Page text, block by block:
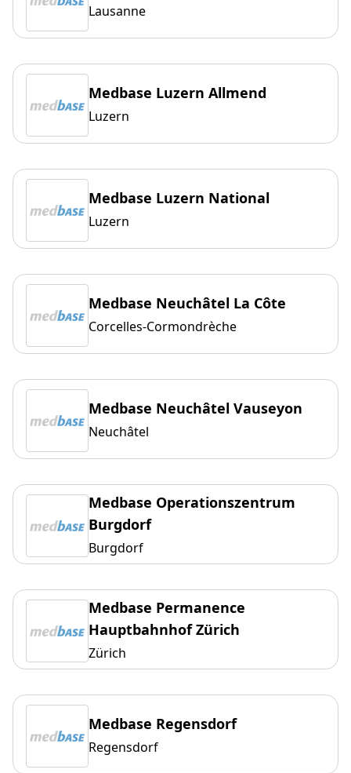
Lausanne
Medbase Luzern Allmend
Luzern
Medbase Luzern National
Luzern
Medbase Neuchâtel La Côte
Corcelles-Cormondrèche
Medbase Neuchâtel Vauseyon
Neuchâtel
Medbase Operationszentrum
Burgdorf
Burgdorf
Medbase Permanence
Hauptbahnhof Zürich
Zürich
Medbase Regensdorf
Regensdorf